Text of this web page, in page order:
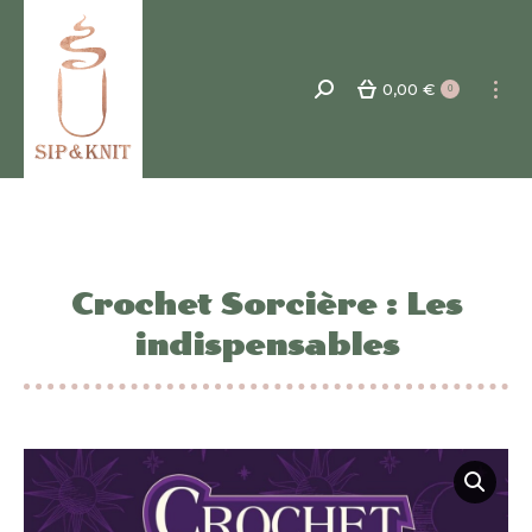
Recherche
0,00 € 0
Crochet Sorcière : Les
indispensables